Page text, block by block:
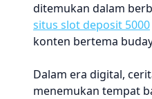
ditemukan dalam
situs slot deposit 5000
konten bertema
Dalam era digital,
menemukan tempat